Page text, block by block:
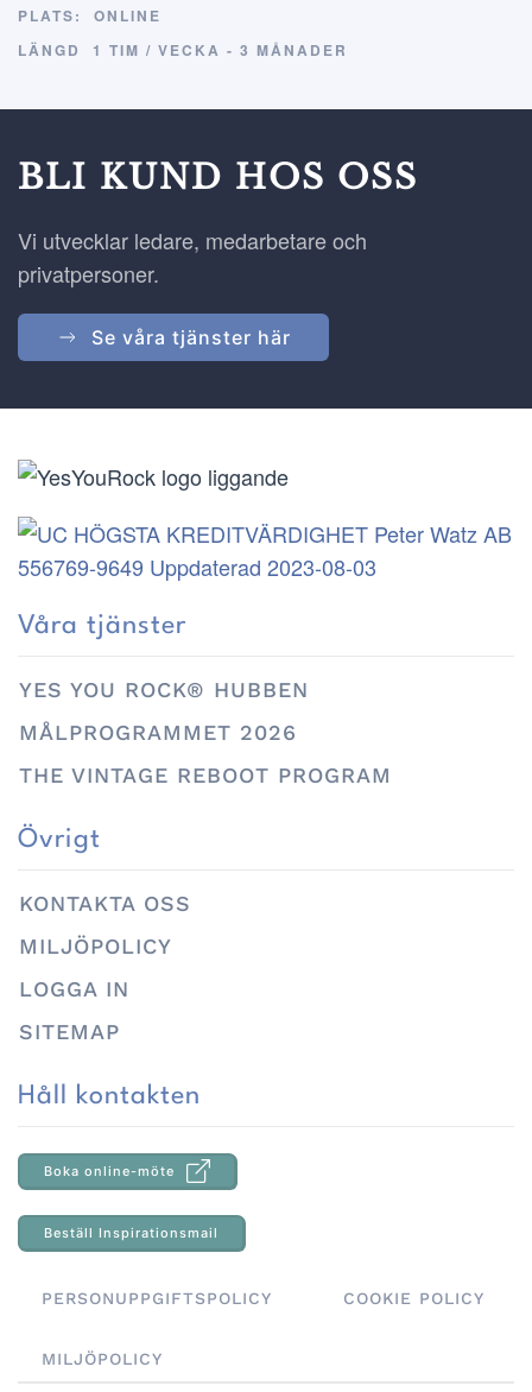
PLATS:
ONLINE
LÄNGD
1 TIM / VECKA - 3 MÅNADER
BLI KUND HOS OSS
Vi utvecklar ledare, medarbetare och
privatpersoner.
Se våra tjänster här
Våra tjänster
YES YOU ROCK® HUBBEN
MÅLPROGRAMMET 2026
THE VINTAGE REBOOT PROGRAM
Övrigt
KONTAKTA OSS
MILJÖPOLICY
LOGGA IN
SITEMAP
Håll kontakten
Boka online-möte
Beställ Inspirationsmail
PERSONUPPGIFTSPOLICY COOKIE POLICY
MILJÖPOLICY